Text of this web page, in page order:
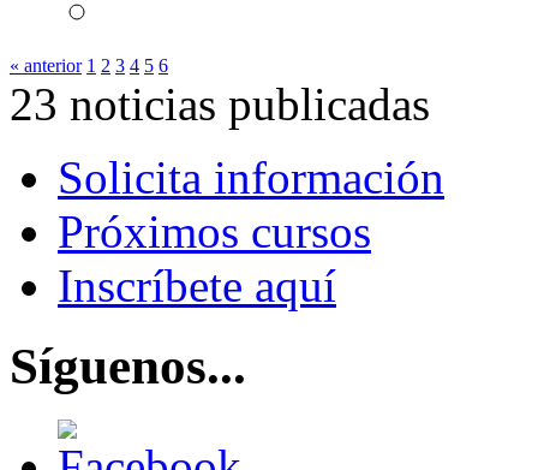
« anterior 1 2 3 4 5 6
23 noticias publicadas
Solicita información
Próximos cursos
Inscríbete aquí
Síguenos...